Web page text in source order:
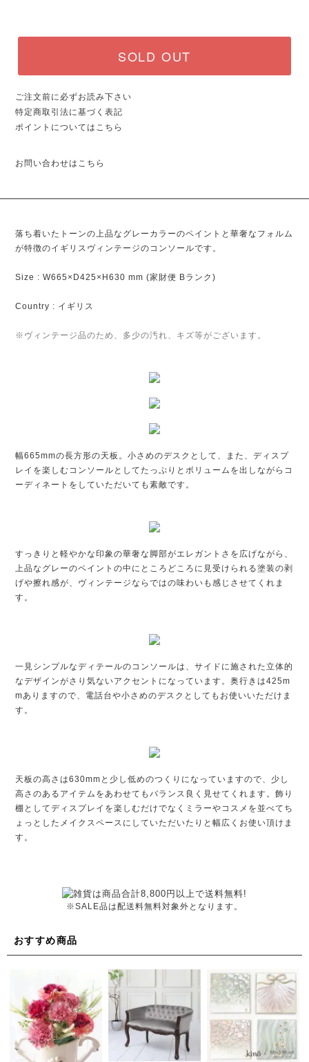
SOLD OUT
ご注文前に必ずお読み下さい
特定商取引法に基づく表記
ポイントについてはこちら
お問い合わせはこちら
落ち着いたトーンの上品なグレーカラーのペイントと華奢なフォルム
が特徴のイギリスヴィンテージのコンソールです。
Size : W665×D425×H630 mm (家財便 Bランク)
Country : イギリス
※ヴィンテージ品のため、多少の汚れ、キズ等がございます。
幅665mmの長方形の天板。小さめのデスクとして、また、ディスプ
レイを楽しむコンソールとしてたっぷりとボリュームを出しながらコ
ーディネートをしていただいても素敵です。
すっきりと軽やかな印象の華奢な脚部がエレガントさを広げながら、
上品なグレーのペイントの中にところどころに見受けられる塗装の剥
げや擦れ感が、ヴィンテージならではの味わいも感じさせてくれま
す。
一見シンプルなディテールのコンソールは、サイドに施された立体的
なデザインがさり気ないアクセントになっています。奥行きは425m
mありますので、電話台や小さめのデスクとしてもお使いいただけま
す。
天板の高さは630mmと少し低めのつくりになっていますので、少し
高さのあるアイテムをあわせてもバランス良く見せてくれます。飾り
棚としてディスプレイを楽しむだけでなくミラーやコスメを並べてち
ょっとしたメイクスペースにしていただいたりと幅広くお使い頂けま
す。
※SALE品は配送料無料対象外となります。
おすすめ商品